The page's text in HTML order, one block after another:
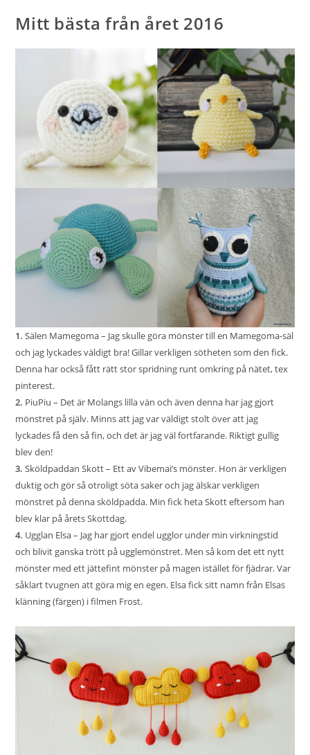
Mitt bästa från året 2016
1. Sälen Mamegoma– Jag skulle göra mönster till en Mamegoma-säl
och jag lyckades väldigt bra! Gillar verkligen sötheten som den fick.
Denna har också fått rätt stor spridning runt omkring på nätet, tex
pinterest.
2. PiuPiu – Det är Molangs lilla vän och även denna har jag gjort
mönstret på själv. Minns att jag var väldigt stolt över att jag
lyckades få den så fin, och det är jag väl fortfarande. Riktigt gullig
blev den!
3. Sköldpaddan Skott– Ett av Vibemai’s mönster. Hon är verkligen
duktig och gör så otroligt söta saker och jag älskar verkligen
mönstret på denna sköldpadda. Min fick heta Skott eftersom han
blev klar på årets Skottdag.
4. Ugglan Elsa– Jag har gjort endel ugglor under min virkningstid
och blivit ganska trött på ugglemönstret. Men så kom det ett nytt
mönster med ett jättefint mönster på magen istället för fjädrar. Var
såklart tvugnen att göra mig en egen. Elsa fick sitt namn från Elsas
klänning (färgen) i filmen Frost.